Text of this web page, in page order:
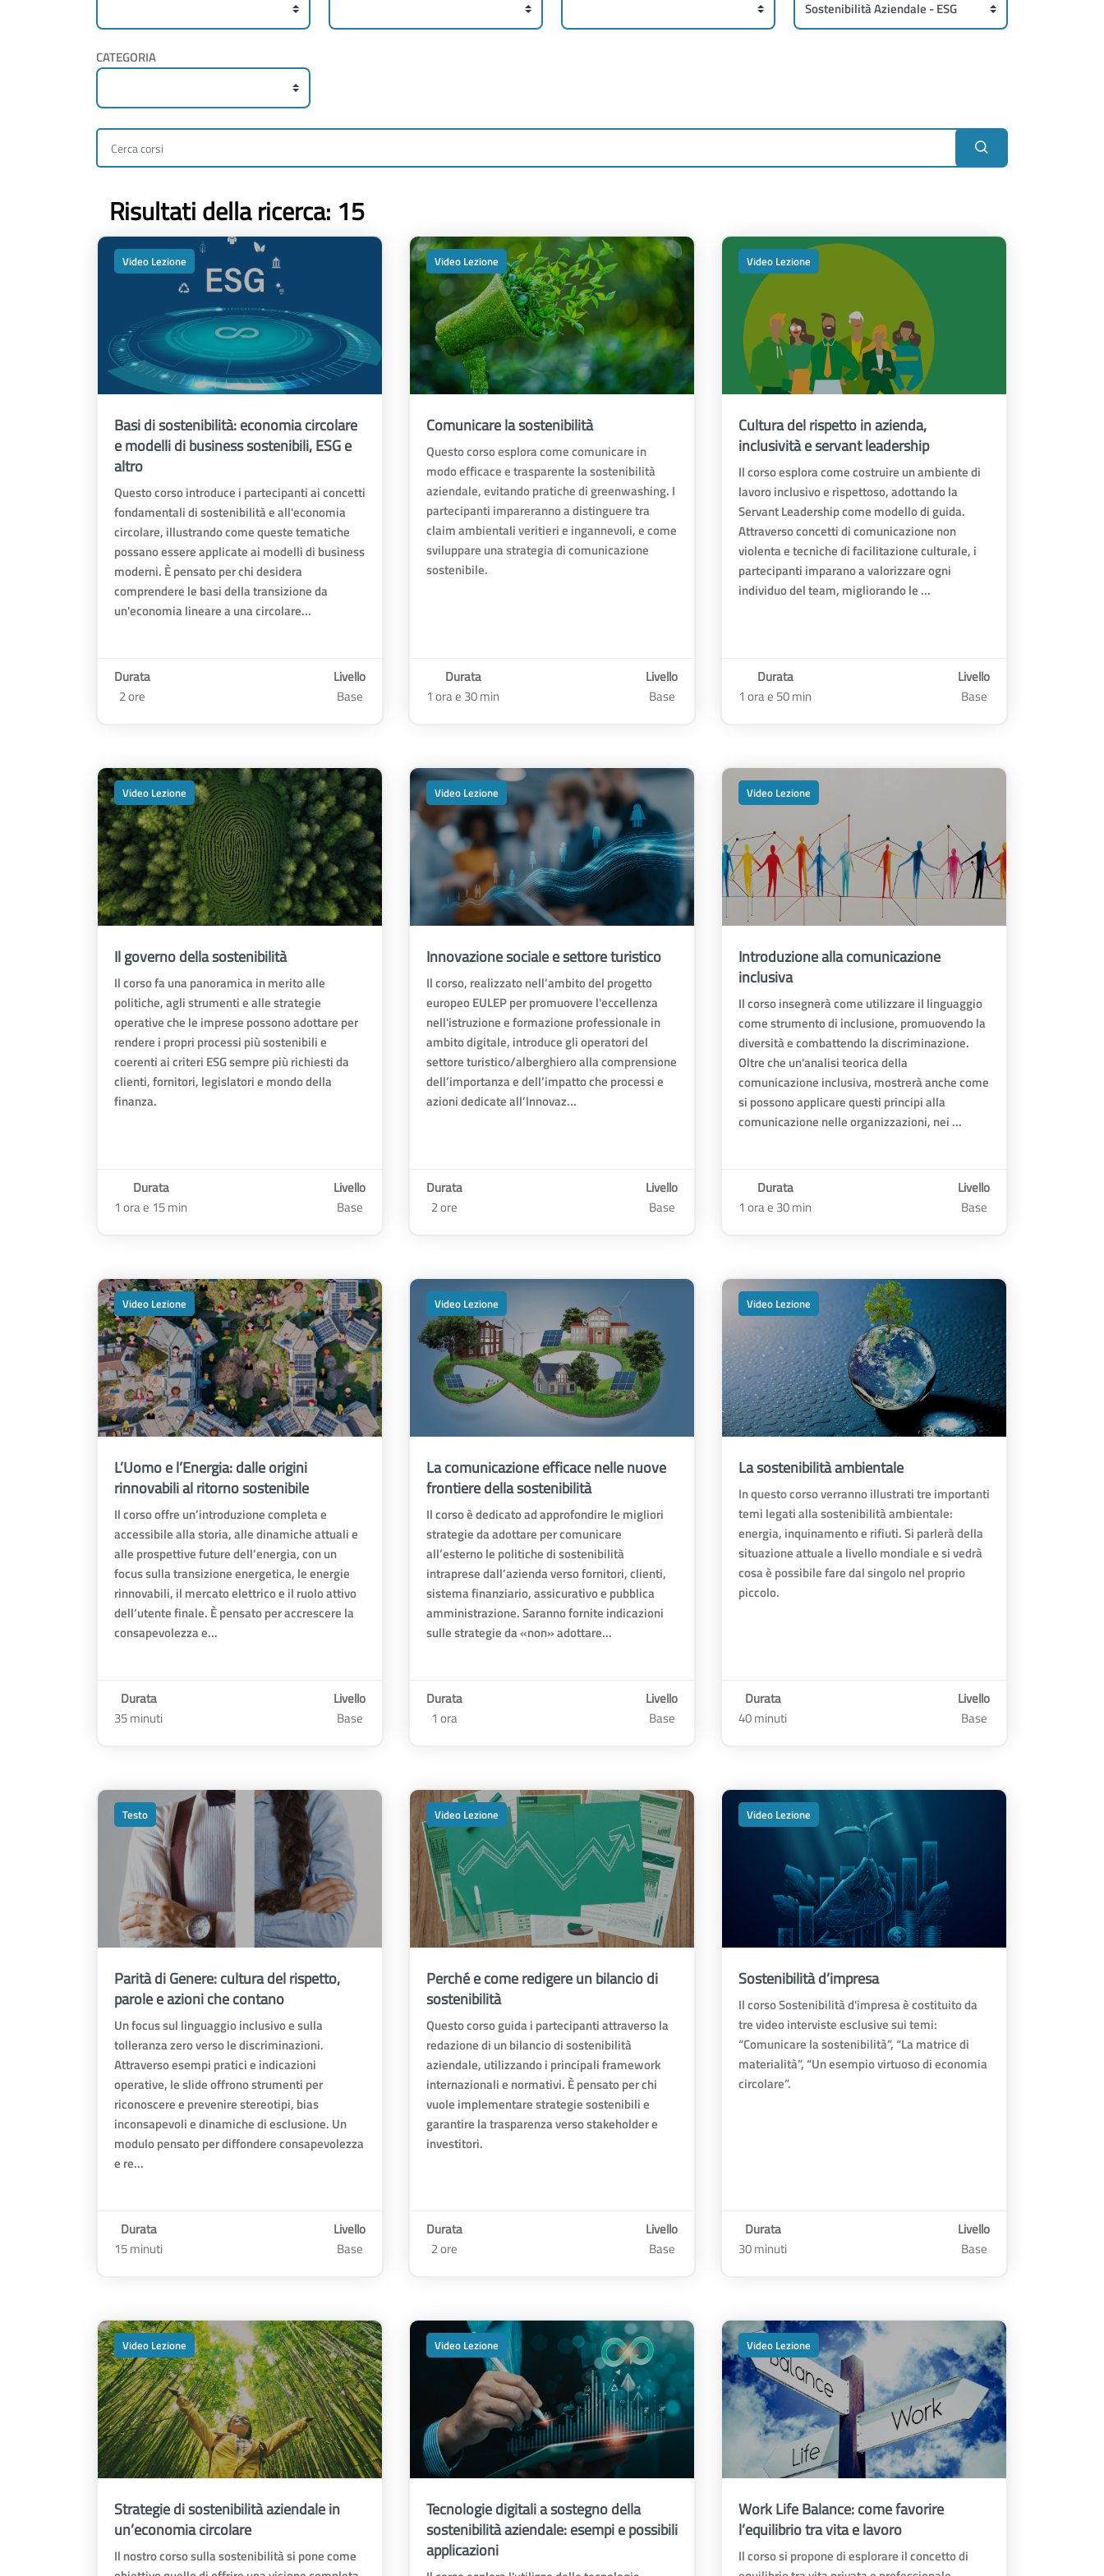
CATEGORIA
Risultati della ricerca: 15
Video Lezione
Basi di sostenibilità: economia circolare
e modelli di business sostenibili, ESG e
altro
Questo corso introduce i partecipanti ai concetti
fondamentali di sostenibilità e all'economia
circolare, illustrando come queste tematiche
possano essere applicate ai modelli di business
moderni. È pensato per chi desidera
comprendere le basi della transizione da
un'economia lineare a una circolare...
Durata
2 ore
Livello
Base
Video Lezione
Comunicare la sostenibilità
Questo corso esplora come comunicare in
modo efficace e trasparente la sostenibilità
aziendale, evitando pratiche di greenwashing. I
partecipanti impareranno a distinguere tra
claim ambientali veritieri e ingannevoli, e come
sviluppare una strategia di comunicazione
sostenibile.
Durata
1 ora e 30 min
Livello
Base
Video Lezione
Cultura del rispetto in azienda,
inclusività e servant leadership
Il corso esplora come costruire un ambiente di
lavoro inclusivo e rispettoso, adottando la
Servant Leadership come modello di guida.
Attraverso concetti di comunicazione non
violenta e tecniche di facilitazione culturale, i
partecipanti imparano a valorizzare ogni
individuo del team, migliorando le ...
Durata
1 ora e 50 min
Livello
Base
Video Lezione
Il governo della sostenibilità
Il corso fa una panoramica in merito alle
politiche, agli strumenti e alle strategie
operative che le imprese possono adottare per
rendere i propri processi più sostenibili e
coerenti ai criteri ESG sempre più richiesti da
clienti, fornitori, legislatori e mondo della
finanza.
Durata
1 ora e 15 min
Livello
Base
Video Lezione
Innovazione sociale e settore turistico
Il corso, realizzato nell’ambito del progetto
europeo EULEP per promuovere l'eccellenza
nell'istruzione e formazione professionale in
ambito digitale, introduce gli operatori del
settore turistico/alberghiero alla comprensione
dell’importanza e dell’impatto che processi e
azioni dedicate all’Innovaz...
Durata
2 ore
Livello
Base
Video Lezione
Introduzione alla comunicazione
inclusiva
Il corso insegnerà come utilizzare il linguaggio
come strumento di inclusione, promuovendo la
diversità e combattendo la discriminazione.
Oltre che un'analisi teorica della
comunicazione inclusiva, mostrerà anche come
si possono applicare questi principi alla
comunicazione nelle organizzazioni, nei ...
Durata
1 ora e 30 min
Livello
Base
Video Lezione
L’Uomo e l’Energia: dalle origini
rinnovabili al ritorno sostenibile
Il corso offre un’introduzione completa e
accessibile alla storia, alle dinamiche attuali e
alle prospettive future dell’energia, con un
focus sulla transizione energetica, le energie
rinnovabili, il mercato elettrico e il ruolo attivo
dell’utente finale. È pensato per accrescere la
consapevolezza e...
Durata
35 minuti
Livello
Base
Video Lezione
La comunicazione efficace nelle nuove
frontiere della sostenibilità
Il corso è dedicato ad approfondire le migliori
strategie da adottare per comunicare
all’esterno le politiche di sostenibilità
intraprese dall’azienda verso fornitori, clienti,
sistema finanziario, assicurativo e pubblica
amministrazione. Saranno fornite indicazioni
sulle strategie da «non» adottare...
Durata
1 ora
Livello
Base
Video Lezione
La sostenibilità ambientale
In questo corso verranno illustrati tre importanti
temi legati alla sostenibilità ambientale:
energia, inquinamento e rifiuti. Si parlerà della
situazione attuale a livello mondiale e si vedrà
cosa è possibile fare dal singolo nel proprio
piccolo.
Durata
40 minuti
Livello
Base
Testo
Parità di Genere: cultura del rispetto,
parole e azioni che contano
Un focus sul linguaggio inclusivo e sulla
tolleranza zero verso le discriminazioni.
Attraverso esempi pratici e indicazioni
operative, le slide offrono strumenti per
riconoscere e prevenire stereotipi, bias
inconsapevoli e dinamiche di esclusione. Un
modulo pensato per diffondere consapevolezza
e re...
Durata
15 minuti
Livello
Base
Video Lezione
Perché e come redigere un bilancio di
sostenibilità
Questo corso guida i partecipanti attraverso la
redazione di un bilancio di sostenibilità
aziendale, utilizzando i principali framework
internazionali e normativi. È pensato per chi
vuole implementare strategie sostenibili e
garantire la trasparenza verso stakeholder e
investitori.
Durata
2 ore
Livello
Base
Video Lezione
Sostenibilità d’impresa
Il corso Sostenibilità d'impresa è costituito da
tre video interviste esclusive sui temi:
“Comunicare la sostenibilità”, “La matrice di
materialità”, “Un esempio virtuoso di economia
circolare”.
Durata
30 minuti
Livello
Base
Video Lezione
Strategie di sostenibilità aziendale in
un’economia circolare
Il nostro corso sulla sostenibilità si pone come
Video Lezione
Tecnologie digitali a sostegno della
sostenibilità aziendale: esempi e possibili
applicazioni
Video Lezione
Work Life Balance: come favorire
l’equilibrio tra vita e lavoro
Il corso si propone di esplorare il concetto di